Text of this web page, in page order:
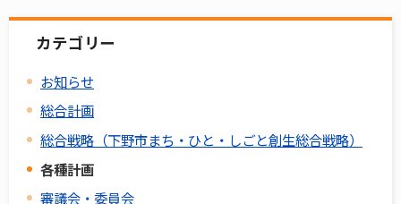
カテゴリー
お知らせ
総合計画
総合戦略（下野市まち・ひと・しごと創生総合戦略）
各種計画
審議会・委員会